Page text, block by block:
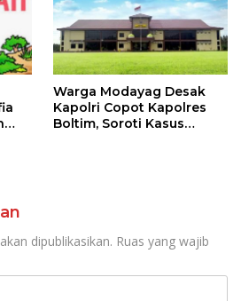
Warga Modayag Desak
Kapolri Copot Kapolres
Boltim, Soroti Kasus
dipublikasikan. Ruas yang wajib